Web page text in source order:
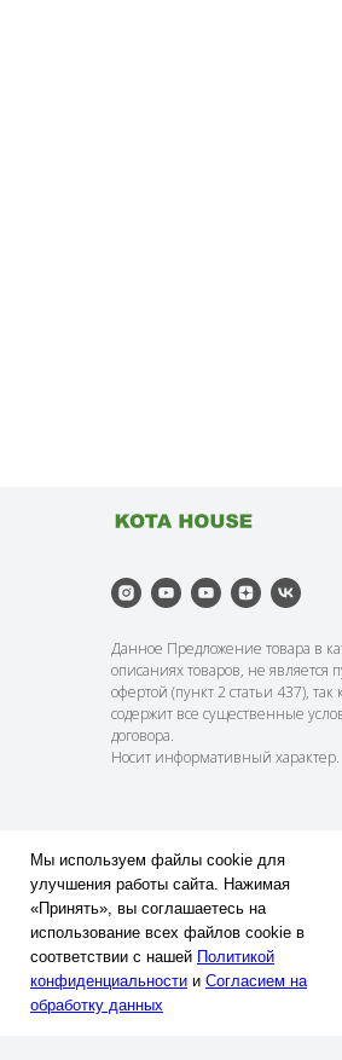
Данное Предложение товара в
описаниях товаров, не является
офертой (пункт 2 статьи 437), так
содержит все существенные
договора.
Носит информативный характер.
Все ресурсы сайта
защищены
собственности
Мы используем файлы cookie для
улучшения работы сайта. Нажимая
«Принять», вы соглашаетесь на
использование всех файлов cookie в
соответствии с нашей Политикой
конфиденциальности и Согласием на
обработку данных